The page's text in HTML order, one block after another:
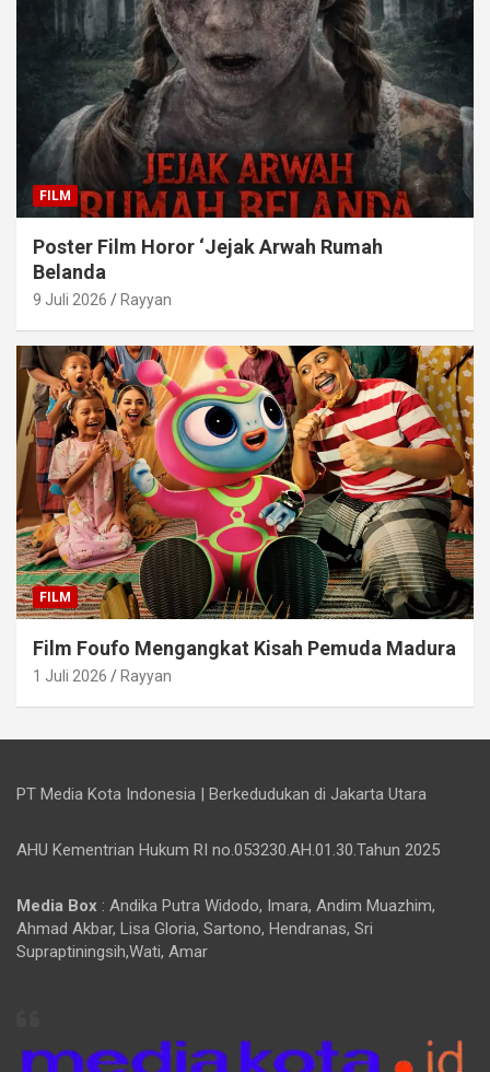
FILM
Poster Film Horor ‘Jejak Arwah Rumah
Belanda
9 Juli 2026 Rayyan
FILM
Film Foufo Mengangkat Kisah Pemuda Madura
1 Juli 2026 Rayyan
PT Media Kota Indonesia | Berkedudukan di Jakarta Utara
AHU Kementrian Hukum RI no.053230.AH.01.30.Tahun 2025
Media Box : Andika Putra Widodo, Imara, Andim Muazhim,
Ahmad Akbar, Lisa Gloria, Sartono, Hendranas, Sri
Supraptiningsih,Wati, Amar